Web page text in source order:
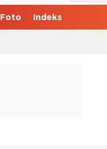
Foto Indeks